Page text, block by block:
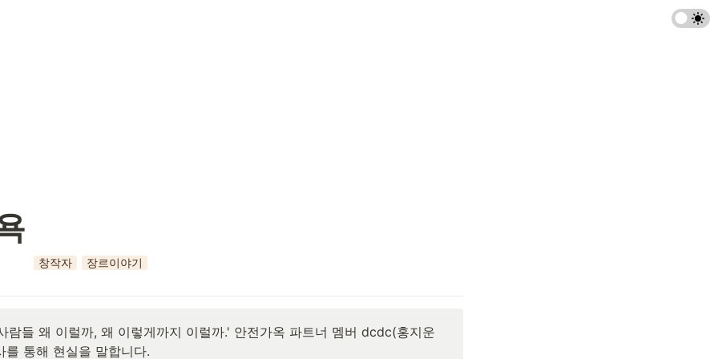
창작자 장르이야기
람들 왜 이럴까, 왜 이렇게까지 이럴까.' 안전가옥 파트너 멤버 dcdc(홍지운
를 통해 현실을 말합니다.